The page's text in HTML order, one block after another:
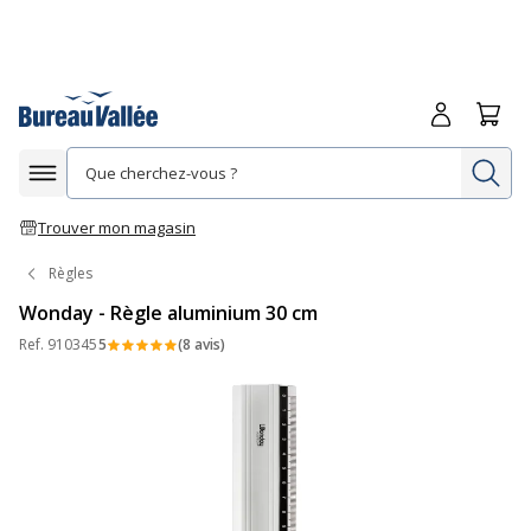
Afficher la navigation
Trouver mon magasin
Me
Règles
Wonday - Règle aluminium 30 cm
Ref. 9103455 (8 avis)